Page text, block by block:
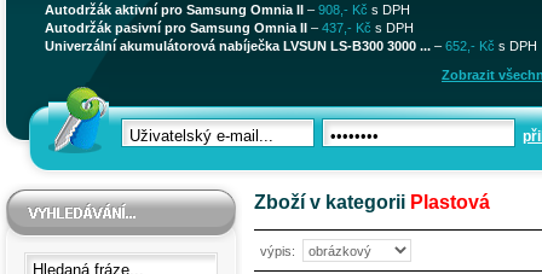
Autodržák aktivní pro Samsung Omnia II – 908,- Kč s DPH
Autodržák pasivní pro Samsung Omnia II – 437,- Kč s DPH
Univerzální akumulátorová nabíječka LVSUN LS-B300 3000 ... – 652,- Kč s DPH
Zobrazit
Zboží v kategorii Plastová
výpis: